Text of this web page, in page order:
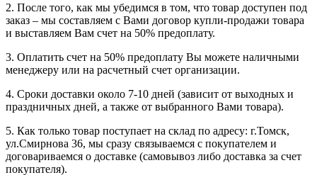
2. После того, как мы убедимся в том, что товар доступен под
заказ – мы составляем с Вами договор купли-продажи товара
и выставляем Вам счет на 50% предоплату.
3. Оплатить счет на 50% предоплату Вы можете наличными
менеджеру или на расчетный счет организации.
4. Сроки доставки около 7-10 дней (зависит от выходных и
праздничных дней, а также от выбранного Вами товара).
5. Как только товар поступает на склад по адресу: г.Томск,
ул.Смирнова 36, мы сразу связываемся с покупателем и
договариваемся о доставке (самовывоз либо доставка за счет
покупателя).